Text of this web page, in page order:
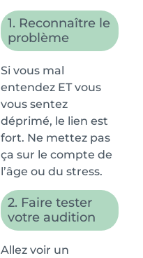
1. Reconnaître le
problème
Si vous mal
entendez ET vous
vous sentez
déprimé, le lien est
fort. Ne mettez pas
ça sur le compte de
l’âge ou du stress.
2. Faire tester
votre audition
Allez voir un